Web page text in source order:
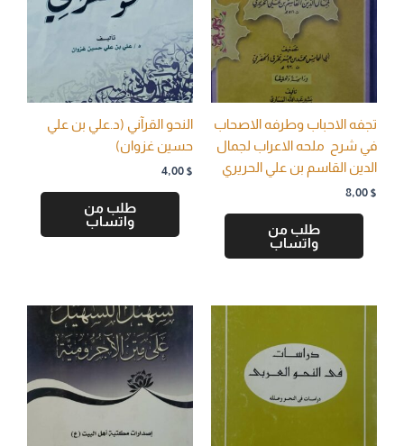
تجفه الاحباب وطرفه الاصحاب
في شرح ملحه الاعراب لجمال
الدين القاسم بن علي الحريري
8,00 $
طلب من
واتساب
النحو القرآني (د.علي بن علي
حسين غزوان)
4,00 $
طلب من
واتساب